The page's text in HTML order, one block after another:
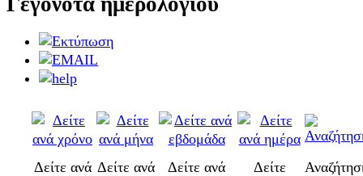
Δείτε ανά Δείτε ανά
Δείτε ανά
Δείτε